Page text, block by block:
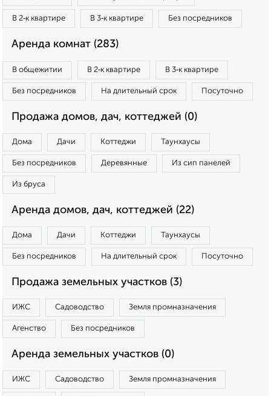
В 2‑к квартире В 3‑к квартире Без посредников
Аренда комнат (283)
В общежитии В 2‑к квартире В 3‑к квартире
Без посредников На длительный срок Посуточно
Продажа домов, дач, коттеджей (0)
Дома Дачи Коттеджи Таунхаусы
Без посредников Деревянные Из сип панелей
Из бруса
Аренда домов, дач, коттеджей (22)
Дома Дачи Коттеджи Таунхаусы
Без посредников На длительный срок Посуточно
Продажа земельных участков (3)
ИЖС Садоводство Земля промназначения
Агенство Без посредников
Аренда земельных участков (0)
ИЖС Садоводство Земля промназначения